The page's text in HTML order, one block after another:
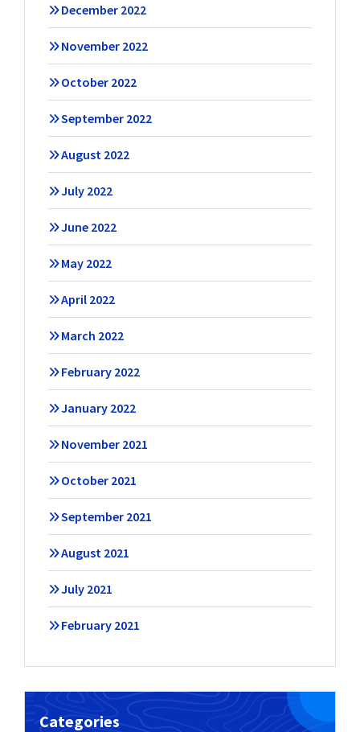
December 2022
November 2022
October 2022
September 2022
August 2022
July 2022
June 2022
May 2022
April 2022
March 2022
February 2022
January 2022
November 2021
October 2021
September 2021
August 2021
July 2021
February 2021
Categories